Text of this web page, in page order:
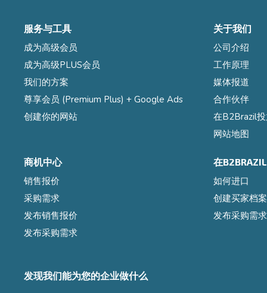
服务与工具
成为高级会员
成为高级PLUS会员
我们的方案
尊享会员 (Premium Plus) + Google Ads
创建你的网站
关于我们
公司介绍
工作原理
媒体报道
合作伙伴
在B2Brazil
网站地图
商机中心
销售报价
采购需求
发布销售报价
发布采购需求
在
如何进口
创建买家档案
发布采购需求
发现我们能为您的企业做什么